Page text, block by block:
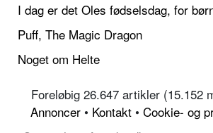
I dag er det Oles fødselsdag, for
Puff, The Magic Dragon
Noget om Helte
Foreløbig 26.647 artikler (15.152
Annoncer • Kontakt • Cookie- og